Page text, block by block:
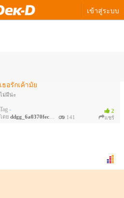
เข้าสู่ระบบ
เธอรักเค้ามั้ย
2
ไม่มีน่ะ
Tag -
โดย ddgg_6a0370feca7 141 แชร์